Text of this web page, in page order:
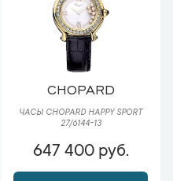
CHOPARD
ЧАСЫ CHOPARD HAPPY SPORT
27/6144-13
647 400 руб.